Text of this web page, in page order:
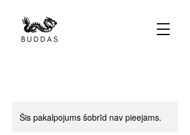
Šis pakalpojums šobrīd nav pieejams.